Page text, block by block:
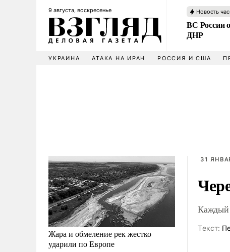
9 августа, воскресенье Новость
ВС России
ДНР
УКРАИНА АТАКА НА ИРАН РОССИЯ И США
Жара и обмеление рек жестко
ударили по Европе
31
Каждый
Tекст: